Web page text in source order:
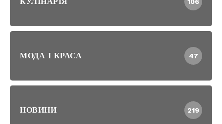
МОДА І КРАСА 47
НОВИНИ 219